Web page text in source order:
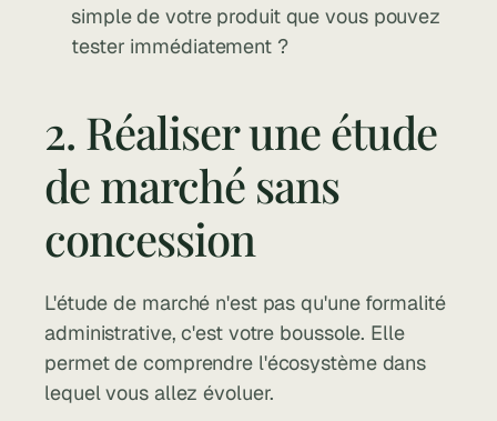
simple de votre produit que vous pouvez
tester immédiatement ?
2. Réaliser une étude
de marché sans
concession
L'étude de marché n'est pas qu'une formalité
administrative, c'est votre boussole. Elle
permet de comprendre l'écosystème dans
lequel vous allez évoluer.